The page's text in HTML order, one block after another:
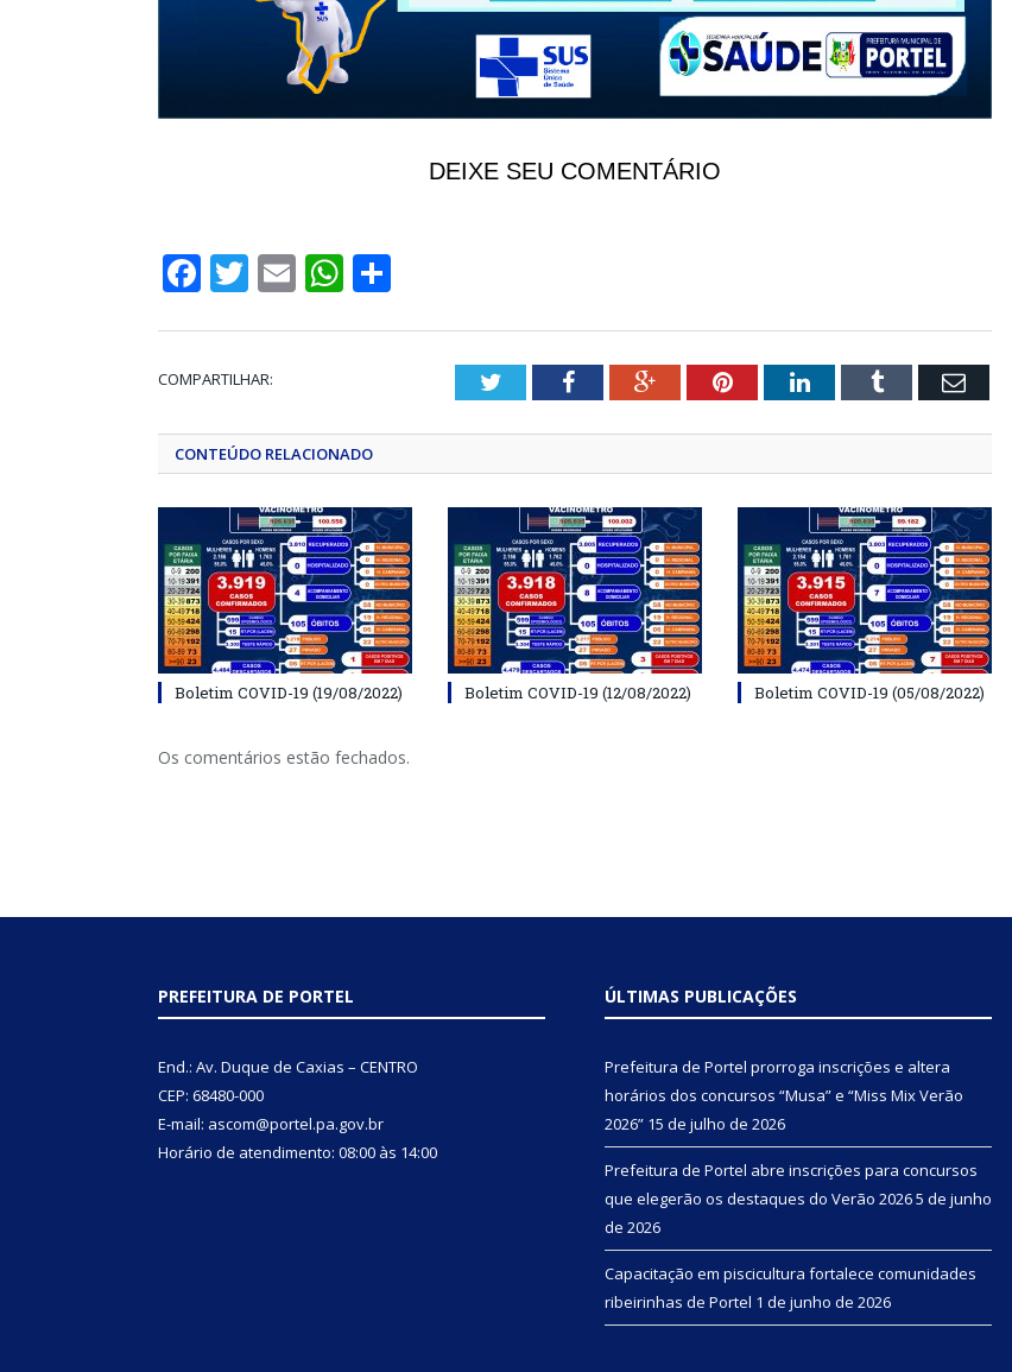
DEIXE SEU COMENTÁRIO
Facebook
Twitter
EmailWhatsApp
COMPARTILHAR: TwitterFacebookGoogle+PinterestLinkedInTumblr Email
CONTEÚDO RELACIONADO
Boletim COVID-19 (19/08/2022) Boletim COVID-19 (12/08/2022) Boletim COVID-19 (05/08/2022)
Os comentários estão fechados.
PREFEITURA DE PORTEL
End.: Av. Duque de Caxias – CENTRO
CEP: 68480-000
E-mail: ascom@portel.pa.gov.br
Horário de atendimento: 08:00 às 14:00
ÚLTIMAS PUBLICAÇÕES
Prefeitura de Portel prorroga inscrições e altera
horários dos concursos “Musa” e “Miss Mix Verão
2026” 15 de julho de 2026
Prefeitura de Portel abre inscrições para concursos
que elegerão os destaques do Verão 20265 de junho
de 2026
Capacitação em piscicultura fortalece comunidades
ribeirinhas de Portel 1 de junho de 2026